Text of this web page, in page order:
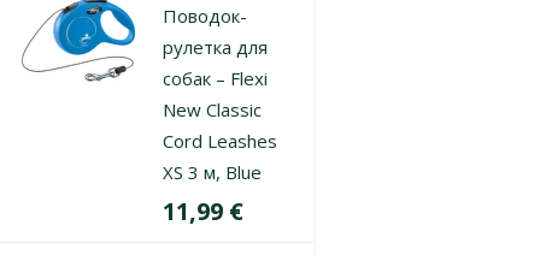
Поводок-
рулетка для
собак – Flexi
New Classic
Cord Leashes
XS 3 м, Blue
Цена
11,99 €